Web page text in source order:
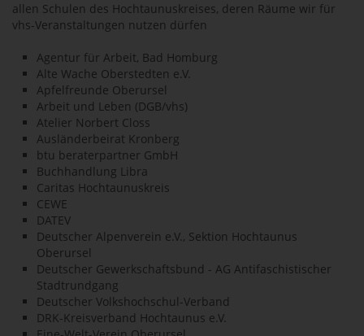
allen Schulen des Hochtaunuskreises, deren Räume wir für
vhs-Veranstaltungen nutzen dürfen
Agentur für Arbeit, Bad Homburg
Alte Wache Oberstedten e.V.
Apfelfreunde Oberursel
Arbeit und Leben (DGB/vhs)
Atelier Norbert Closs
Ausländerbeirat Kronberg
btu beraterpartner GmbH
Buchhandlung Libra
Caritas Hochtaunuskreis
CEWE
DATEV
Deutscher Alpenverein e.V., Sektion Hochtaunus
Oberursel
Deutscher Gewerkschaftsbund - AG Antifaschistischer
Stadtrundgang
Deutscher Volkshochschul-Verband
DRK-Kreisverband Hochtaunus e.V.